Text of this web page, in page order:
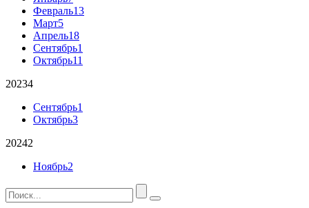
Февраль13
Март5
Апрель18
Сентябрь1
Октябрь11
20234
Сентябрь1
Октябрь3
20242
Ноябрь2